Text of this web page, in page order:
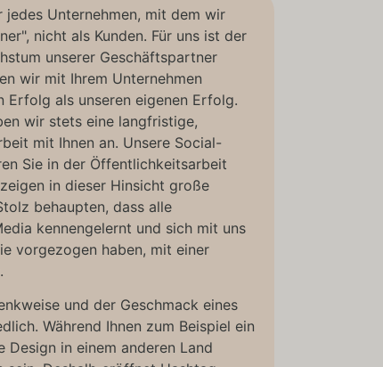
jedes Unternehmen, mit dem wir
nicht als Kunden. Für uns ist der
unserer Geschäftspartner
wir mit Ihrem Unternehmen
Erfolg als unseren eigenen Erfolg.
wir stets eine langfristige,
mit Ihnen an. Unsere Social-
Sie in der Öffentlichkeitsarbeit
in dieser Hinsicht große
behaupten, dass alle
kennengelernt und sich mit uns
vorgezogen haben, mit einer
und der Geschmack eines
Während Ihnen zum Beispiel ein
Design in einem anderen Land